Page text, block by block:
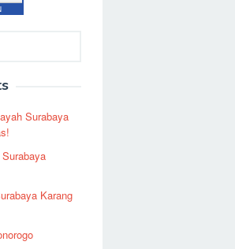
Surabaya
Karang